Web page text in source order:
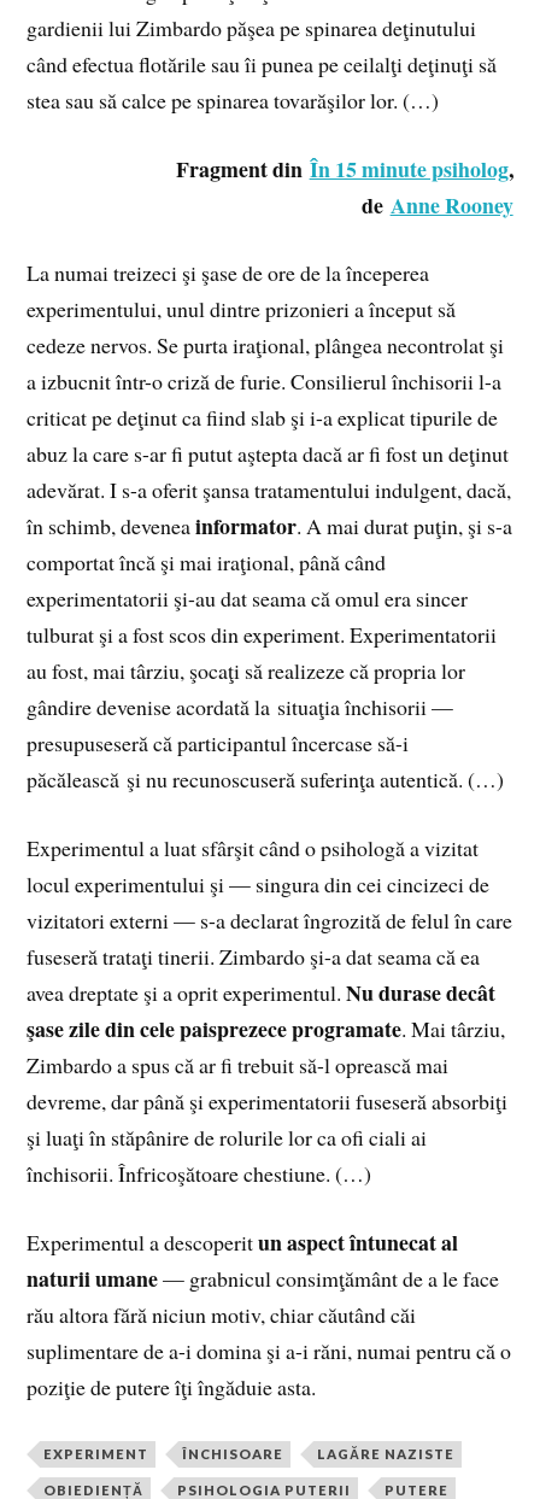
gardienii lui Zimbardo păşea pe spinarea deţinutului
când efectua flotările sau îi punea pe ceilalţi deţinuţi să
stea sau să calce pe spinarea tovarăşilor lor. (…)
Fragment din În 15 minute psiholog,
de Anne Rooney
La numai treizeci şi şase de ore de la începerea
experimentului, unul dintre prizonieri a început să
cedeze nervos. Se purta iraţional, plângea necontrolat şi
a izbucnit într-o criză de furie. Consilierul închisorii l-a
criticat pe deţinut ca fiind slab şi i-a explicat tipurile de
abuz la care s-ar fi putut aştepta dacă ar fi fost un deţinut
adevărat. I s-a oferit şansa tratamentului indulgent, dacă,
în schimb, deveneainformator. A mai durat puţin, şi s-a
comportat încă şi mai iraţional, până când
experimentatorii şi-au dat seama că omul era sincer
tulburat şi a fost scos din experiment. Experimentatorii
au fost, mai târziu, şocaţi să realizeze că propria lor
gândire devenise acordată la situaţia închisorii —
presupuseseră că participantul încercase să-i
păcălească şi nu recunoscuseră suferinţa autentică. (…)
Experimentul a luat sfârşit când o psihologă a vizitat
locul experimentului şi — singura din cei cincizeci de
vizitatori externi — s-a declarat îngrozită de felul în care
fuseseră trataţi tinerii. Zimbardo şi-a dat seama că ea
avea dreptate şi a oprit experimentul.Nu durase decât
şase zile din cele paisprezece programate. Mai târziu,
Zimbardo a spus că ar fi trebuit să-l oprească mai
devreme, dar până şi experimentatorii fuseseră absorbiţi
şi luaţi în stăpânire de rolurile lor ca ofi ciali ai
închisorii. Înfricoşătoare chestiune. (…)
Experimentul a descoperitun aspect întunecat al
naturii umane— grabnicul consimţământ de a le face
rău altora fără niciun motiv, chiar căutând căi
suplimentare de a-i domina şi a-i răni, numai pentru că o
poziţie de putere îţi îngăduie asta.
EXPERIMENT ÎNCHISOARE LAGĂRE NAZISTE
OBIEDIENȚĂ PSIHOLOGIA PUTERII PUTERE